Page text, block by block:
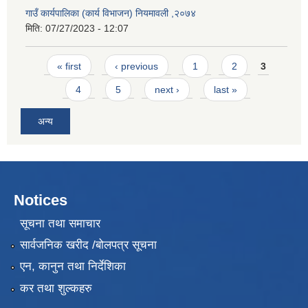
गाउँ कार्यपालिका (कार्य विभाजन) नियमावली ,२०७४
मिति: 07/27/2023 - 12:07
Pages
« first ‹ previous 1 2 3
4 5 next › last »
अन्य
Notices
सूचना तथा समाचार
सार्वजनिक खरीद /बोलपत्र सूचना
एन, कानुन तथा निर्देशिका
कर तथा शुल्कहरु